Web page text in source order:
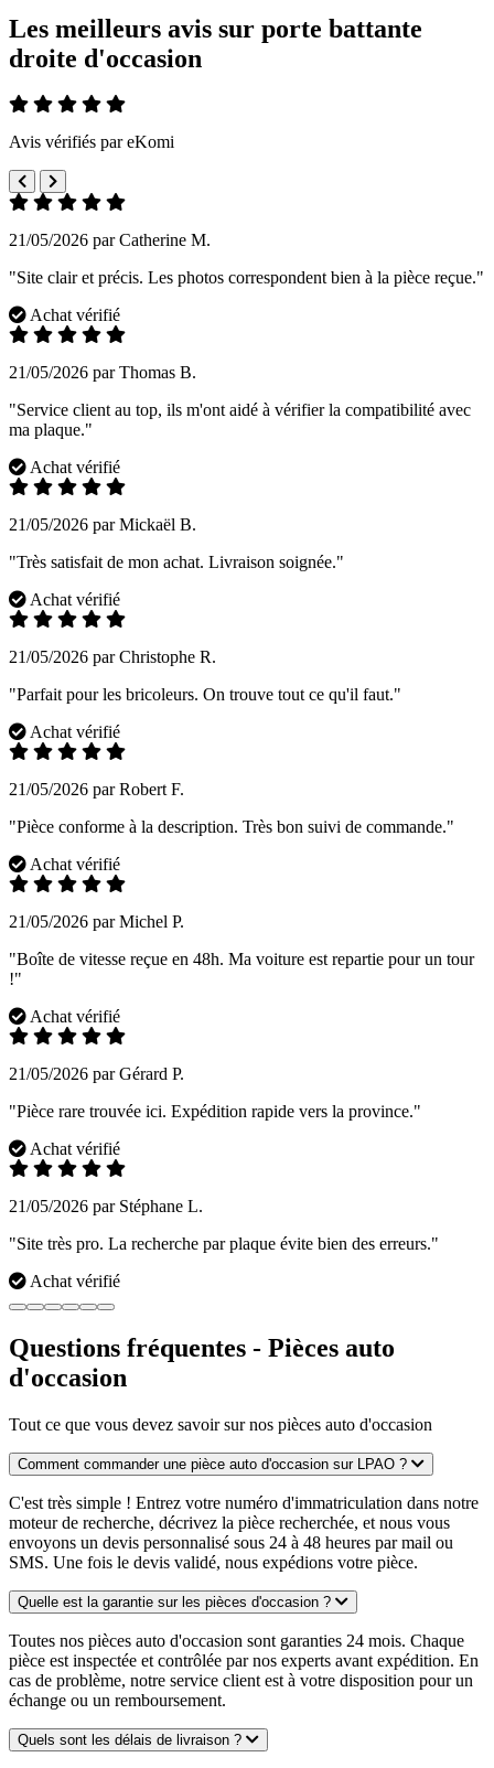
Les meilleurs avis sur porte battante
droite d'occasion
Avis vérifiés par eKomi
21/05/2026 par Catherine M.
"Site clair et précis. Les photos correspondent bien à la pièce reçue."
Achat vérifié
21/05/2026 par Thomas B.
"Service client au top, ils m'ont aidé à vérifier la compatibilité avec
ma plaque."
Achat vérifié
21/05/2026 par Mickaël B.
"Très satisfait de mon achat. Livraison soignée."
Achat vérifié
21/05/2026 par Christophe R.
"Parfait pour les bricoleurs. On trouve tout ce qu'il faut."
Achat vérifié
21/05/2026 par Robert F.
"Pièce conforme à la description. Très bon suivi de commande."
Achat vérifié
21/05/2026 par Michel P.
"Boîte de vitesse reçue en 48h. Ma voiture est repartie pour un tour
!"
Achat vérifié
21/05/2026 par Gérard P.
"Pièce rare trouvée ici. Expédition rapide vers la province."
Achat vérifié
21/05/2026 par Stéphane L.
"Site très pro. La recherche par plaque évite bien des erreurs."
Achat vérifié
Questions fréquentes - Pièces auto
d'occasion
Tout ce que vous devez savoir sur nos pièces auto d'occasion
Comment commander une pièce auto d'occasion sur LPAO ?
C'est très simple ! Entrez votre numéro d'immatriculation dans notre
moteur de recherche, décrivez la pièce recherchée, et nous vous
envoyons un devis personnalisé sous 24 à 48 heures par mail ou
SMS. Une fois le devis validé, nous expédions votre pièce.
Quelle est la garantie sur les pièces d'occasion ?
Toutes nos pièces auto d'occasion sont garanties 24 mois. Chaque
pièce est inspectée et contrôlée par nos experts avant expédition. En
cas de problème, notre service client est à votre disposition pour un
échange ou un remboursement.
Quels sont les délais de livraison ?